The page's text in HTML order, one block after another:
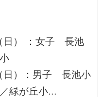
） ：女子 長池
）：男子 長池小
緑が丘小...